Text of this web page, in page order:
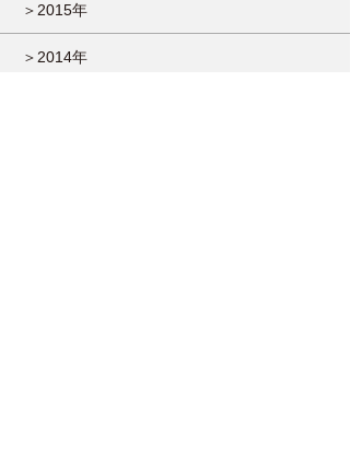
＞2015年
＞2014年